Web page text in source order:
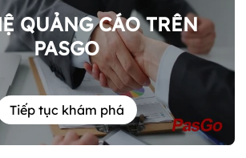
QUẢNG CÁO TRÊN
PASGO
Tiếp tục khám phá